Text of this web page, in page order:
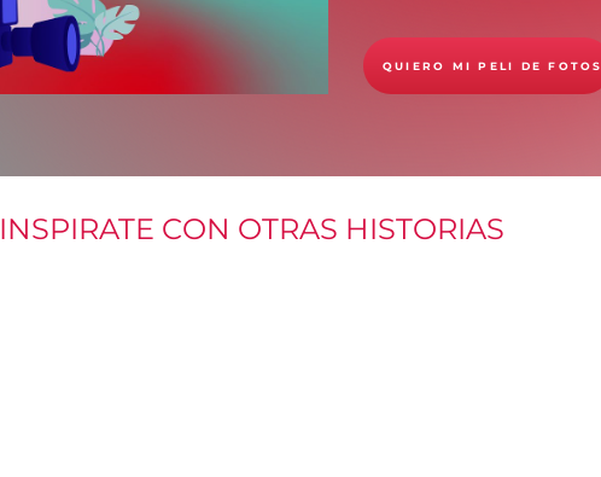
QUIERO MI PELI DE FOTOS
INSPIRATE CON OTRAS HISTORIAS